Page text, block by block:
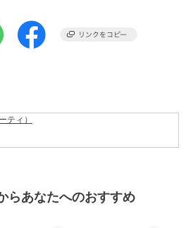
のメイクアップグッズ
アップグッズ
らあなたへのおすすめ